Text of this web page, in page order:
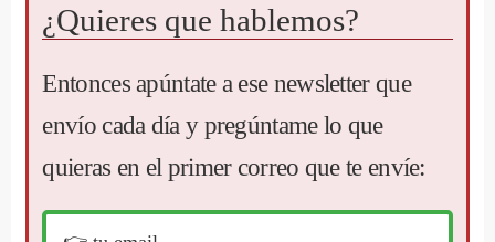
¿Quieres que hablemos?
Entonces apúntate a ese newsletter que
envío cada día y pregúntame lo que
quieras en el primer correo que te envíe: